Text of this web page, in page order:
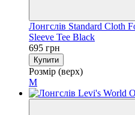
Лонгслів Standard Cloth
Sleeve Tee Black
695 грн
Купити
Розмір (верх)
M